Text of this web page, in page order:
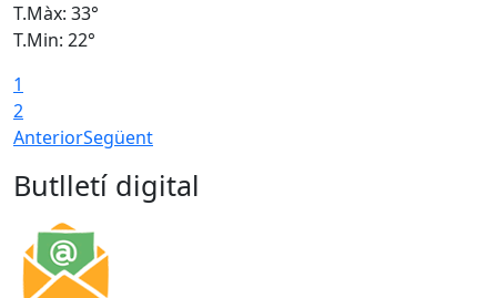
T.Màx: 33°
T.Min: 22°
1
2
AnteriorSegüent
Butlletí digital